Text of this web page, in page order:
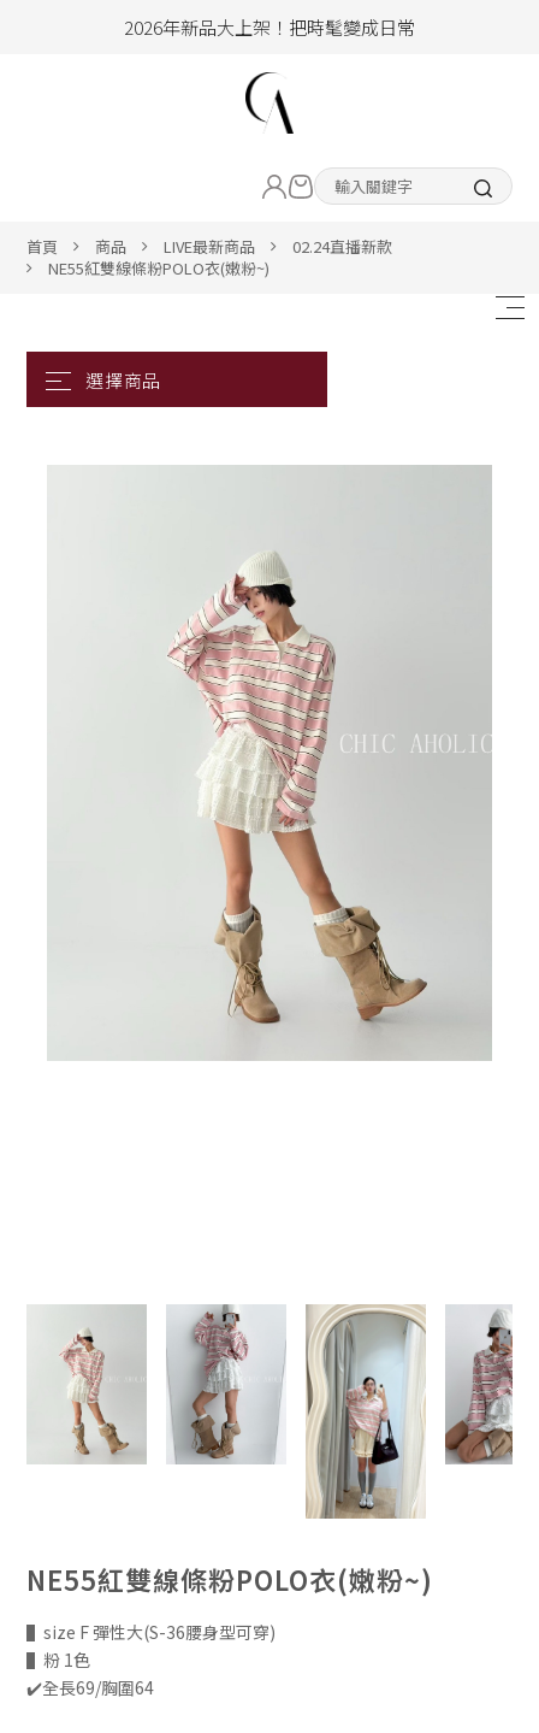
2026年新品大上架！把時髦變成日常
hello !! Happy to 2026
2026年新品大上架！把時髦變成日常
ALL ITEM
首頁 商品 LIVE最新商品
02.24直播新款
NE55紅雙線條粉POLO衣(嫩粉~)
NE55紅雙線條粉POLO衣(嫩粉~)
▌size F 彈性大(S-36腰身型可穿)
▌粉 1色
✔️全長69/胸圍64